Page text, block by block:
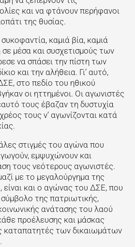
και να φτάνουν περήφανοι
της θυσίας.
καμιά βία, καμιά
μέσα και συσχετισμούς των
να σπάσει την πίστη των
και την αλήθεια. Γι’ αυτό,
στο πεδίο του ηθικού
οι ηττημένοι. Οι αγωνιστές
τους έβαζαν τη δυστυχία
τους ν’ αγωνίζονται κατά
στιγμές του αγώνα που
εμψυχώνουν και
τους νεότερους αγωνιστές.
με το μεγαλούργημα της
είναι και ο αγώνας του ΔΣΕ, που
της πατριωτικής,
ανάτασης του λαού
προέλευσης και μάσκας
καταπατητές των δικαιωμάτων